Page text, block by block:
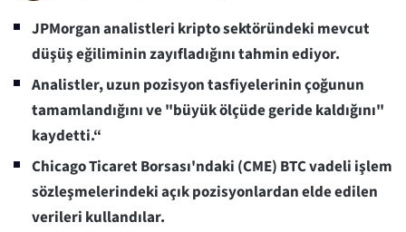
JPMorgan analistleri kripto sektöründeki mevcut
düşüş eğiliminin zayıfladığını tahmin ediyor.
Analistler, uzun pozisyon tasfiyelerinin çoğunun
tamamlandığını ve "büyük ölçüde geride kaldığını"
kaydetti.“
Chicago Ticaret Borsası'ndaki (CME) BTC vadeli işlem
sözleşmelerindeki açık pozisyonlardan elde edilen
verileri kullandılar.